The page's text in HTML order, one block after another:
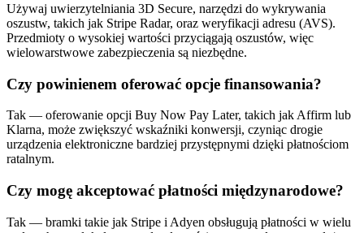
Używaj uwierzytelniania 3D Secure, narzędzi do wykrywania
oszustw, takich jak Stripe Radar, oraz weryfikacji adresu (AVS).
Przedmioty o wysokiej wartości przyciągają oszustów, więc
wielowarstwowe zabezpieczenia są niezbędne.
Czy powinienem oferować opcje finansowania?
Tak — oferowanie opcji Buy Now Pay Later, takich jak Affirm lub
Klarna, może zwiększyć wskaźniki konwersji, czyniąc drogie
urządzenia elektroniczne bardziej przystępnymi dzięki płatnościom
ratalnym.
Czy mogę akceptować płatności międzynarodowe?
Tak — bramki takie jak Stripe i Adyen obsługują płatności w wielu